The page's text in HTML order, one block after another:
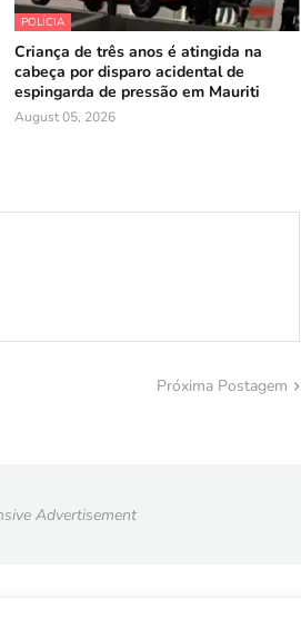
POLÍCIA
Criança de três anos é atingida na
cabeça por disparo acidental de
espingarda de pressão em Mauriti
August 05, 2026
Próxima Postagem
Advertisement